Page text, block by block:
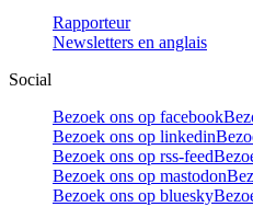
Rapporteur
Newsletters en anglais
Social
Bezoek ons op facebook
Bezoek ons op linkedin
Bezoek ons op rss-feed
Bezoek ons op mastodon
Bezoek ons op bluesky